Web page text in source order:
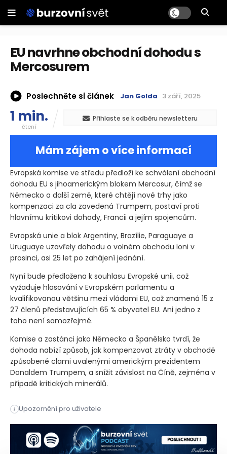
EU navrhne obchodní dohodu s
Mercosurem
Poslechněte si článek Jan Golda 3 září, 2025
1 min.
čtení
Přihlaste se k odběru newsletteru
Mám zájem o více informací
Evropská komise ve středu předloží ke schválení obchodní
dohodu EU s jihoamerickým blokem Mercosur, čímž se
Německo a další země, které chtějí nové trhy jako
kompenzaci za cla zavedená Trumpem, postaví proti
hlavnímu kritikovi dohody, Francii a jejím spojencům.
Evropská unie a blok Argentiny, Brazílie, Paraguaye a
Uruguaye uzavřely dohodu o volném obchodu loni v
prosinci, asi 25 let po zahájení jednání.
Nyní bude předložena k souhlasu Evropské unii, což
vyžaduje hlasování v Evropském parlamentu a
kvalifikovanou většinu mezi vládami EU, což znamená 15 z
27 členů představujících 65 % obyvatel EU. Ani jedno z
toho není samozřejmé.
Komise a zastánci jako Německo a Španělsko tvrdí, že
dohoda nabízí způsob, jak kompenzovat ztráty v obchodě
způsobené clami uvalenými americkým prezidentem
Donaldem Trumpem, a snížit závislost na Číně, zejména v
případě kritických minerálů.
i Upozornění pro uživatele
Evropská komise ve středu předloží ke schválení obchodní